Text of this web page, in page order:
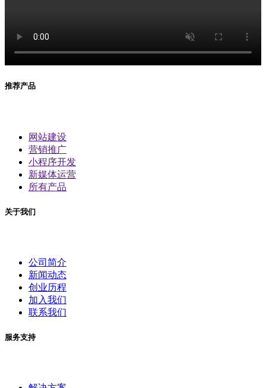
推荐产品
网站建设
营销推广
小程序开发
新媒体运营
所有产品
关于我们
公司简介
新闻动态
创业历程
加入我们
联系我们
服务支持